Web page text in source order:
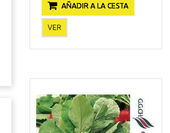
AÑADIR A LA CESTA
VER